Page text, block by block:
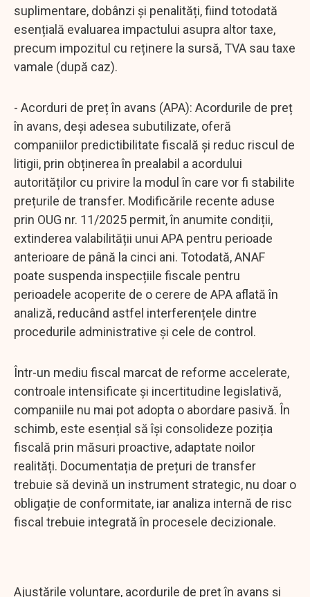
suplimentare, dobânzi și penalități, fiind totodată
esențială evaluarea impactului asupra altor taxe,
precum impozitul cu reținere la sursă, TVA sau taxe
vamale (după caz).
- Acorduri de preț în avans (APA): Acordurile de preț
în avans, deși adesea subutilizate, oferă
companiilor predictibilitate fiscală și reduc riscul de
litigii, prin obținerea în prealabil a acordului
autorităților cu privire la modul în care vor fi stabilite
prețurile de transfer. Modificările recente aduse
prin OUG nr. 11/2025 permit, în anumite condiții,
extinderea valabilității unui APA pentru perioade
anterioare de până la cinci ani. Totodată, ANAF
poate suspenda inspecțiile fiscale pentru
perioadele acoperite de o cerere de APA aflată în
analiză, reducând astfel interferențele dintre
procedurile administrative și cele de control.
Într-un mediu fiscal marcat de reforme accelerate,
controale intensificate și incertitudine legislativă,
companiile nu mai pot adopta o abordare pasivă. În
schimb, este esențial să își consolideze poziția
fiscală prin măsuri proactive, adaptate noilor
realități. Documentația de prețuri de transfer
trebuie să devină un instrument strategic, nu doar o
obligație de conformitate, iar analiza internă de risc
fiscal trebuie integrată în procesele decizionale.
Ajustările voluntare, acordurile de preț în avans și